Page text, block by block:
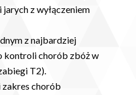
z wyłączeniem
z najbardziej
kontroli chorób zbóż w
T2).
chorób